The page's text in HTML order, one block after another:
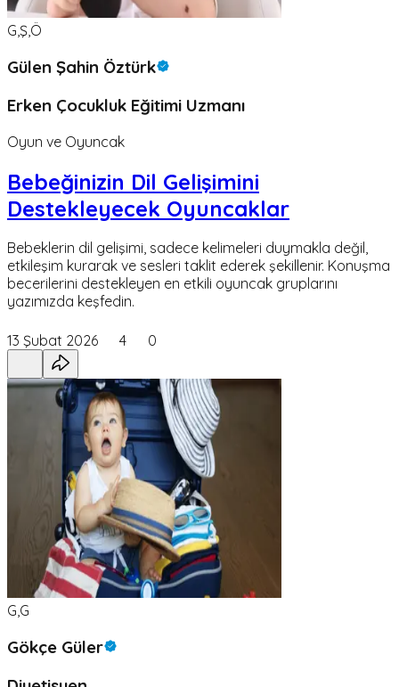
G,Ş,Ö
Gülen Şahin Öztürk
Erken Çocukluk Eğitimi Uzmanı
Oyun ve Oyuncak
Bebeğinizin Dil Gelişimini
Destekleyecek Oyuncaklar
Bebeklerin dil gelişimi, sadece kelimeleri duymakla değil,
etkileşim kurarak ve sesleri taklit ederek şekillenir. Konuşma
becerilerini destekleyen en etkili oyuncak gruplarını
yazımızda keşfedin.
13 Şubat 2026 4 0
G,G
Gökçe Güler